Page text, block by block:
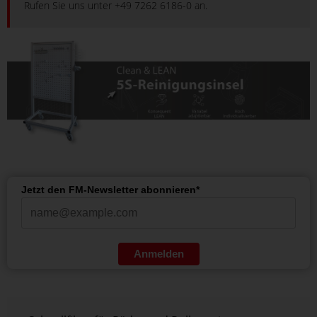
Rufen Sie uns unter +49 7262 6186-0 an.
Jetzt den FM-Newsletter abonnieren*
Anmelden